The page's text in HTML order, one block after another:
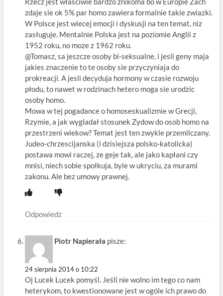
zdaje sie ok 5% par homo zawiera formalnie takie zwiazki.
W Polsce jest wiecej emocji i dyskusji na ten temat, niz
zasługuje. Mentalnie Polska jest na poziomie Anglii z
1952 roku, no moze z 1962 roku.
@Tomasz, sa jeszcze osoby bi-seksualne, i jesli geny maja
jakies znaczenie to te osoby sie przyczyniaja do
prokreacji. A jesli decyduja hormony w czasie rozwoju
płodu, to nawet w rodzinach hetero moga sie urodzic
osoby homo.
Mowa w tej pogadance o homoseskualizmie w Grecji,
Rzymie, a jak wygladał stosunek Zydow do osob homo na
przestrzeni wiekow? Temat jest ten zwykle przemilczany.
Judeo-chrzescijanska (i dzisiejsza polsko-katolicka)
postawa mowi raczej, ze geje tak, ale jako kapłani czy
mnisi, niech sobie społkuja, byle w ukryciu, za murami
zakonu. Ale bez umowy prawnej.
Odpowiedz
Piotr Napierała pisze:
24 sierpnia 2014 o 10:22
Oj Lucek Lucek pomyśl. Jeśli nie wolno im tego co nam
heterykom, to kwestionowane jest w ogóle ich prawo do